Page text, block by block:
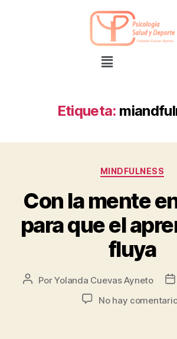
Etiqueta:
MINDFULNESS
Con la mente
para que el
fluya
PorYolanda Cuevas Ayneto
No hay